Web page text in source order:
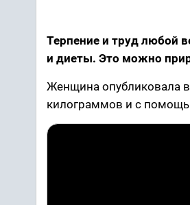
Терпение и труд любой
и диеты. Это можно
Женщина опубликовала в
килограммов и с